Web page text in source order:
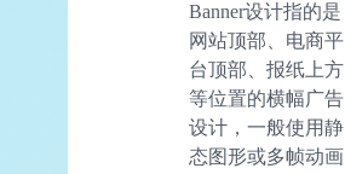
Banner设计指的是
网站顶部、电商平
台顶部、报纸上方
等位置的横幅广告
设计，一般使用静
态图形或多帧动画